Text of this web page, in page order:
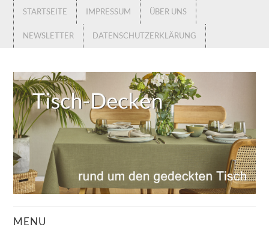
STARTSEITE IMPRESSUM ÜBER UNS
NEWSLETTER DATENSCHUTZERKLÄRUNG
MENU